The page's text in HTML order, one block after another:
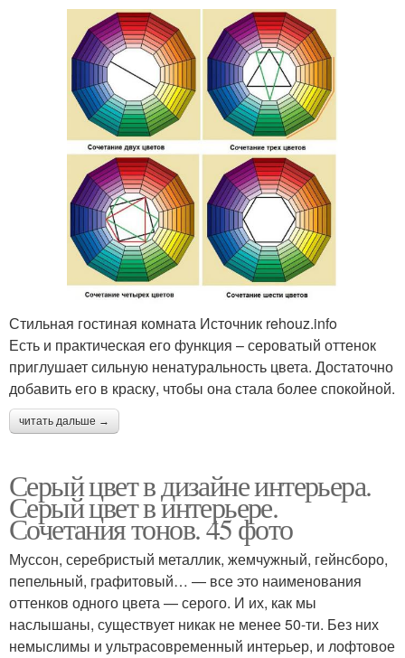
Стильная гостиная комната Источник rehouz.info
Есть и практическая его функция – сероватый оттенок
приглушает сильную ненатуральность цвета. Достаточно
добавить его в краску, чтобы она стала более спокойной.
читать дальше →
Серый цвет в дизайне интерьера.
Серый цвет в интерьере.
Сочетания тонов. 45 фото
Муссон, серебристый металлик, жемчужный, гейнсборо,
пепельный, графитовый… — все это наименования
оттенков одного цвета — серого. И их, как мы
наслышаны, существует никак не менее 50-ти. Без них
немыслимы и ультрасовременный интерьер, и лофтовое